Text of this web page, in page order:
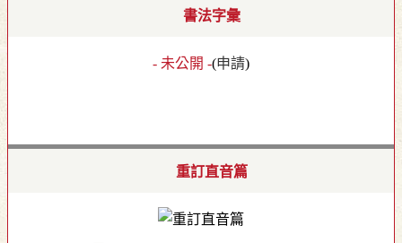
書法字彙
- 未公開 -(申請)
重訂直音篇